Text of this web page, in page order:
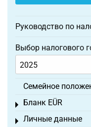
Руководство по
Выбор налогового
Семейное
Бланк EÜR
Toggle menu
Личные данные
Toggle menu